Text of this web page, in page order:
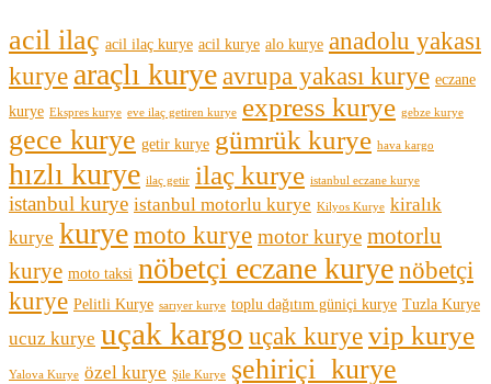
acil ilaç acil ilaç kurye acil kurye alo kurye anadolu yakası
kurye araçlı kuryeavrupa yakası kurye eczane
kurye Ekspres kurye eve ilaç getiren kurye express kurye gebze kurye
gece kurye getir kurye gümrük kurye hava kargo
hızlı kurye ilaç getir ilaç kurye istanbul eczane kurye
istanbul kurye istanbul motorlu kurye Kilyos Kurye kiralık
kurye kuryemoto kurye motor kurye motorlu
kurye moto taksi nöbetçi eczane kuryenöbetçi
kurye Pelitli Kurye sarıyer kurye toplu dağıtım güniçi kurye Tuzla Kurye
ucuz kurye uçak kargo uçak kuryevip kurye
Yalova Kurye özel kurye Şile Kurye şehiriçi kurye